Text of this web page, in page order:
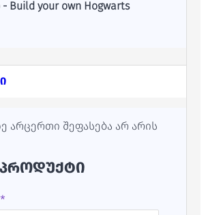
- Build your own Hogwarts
არცერთი შეფასება არ არის
ᲞᲠᲝᲓᲣᲥᲢᲘ